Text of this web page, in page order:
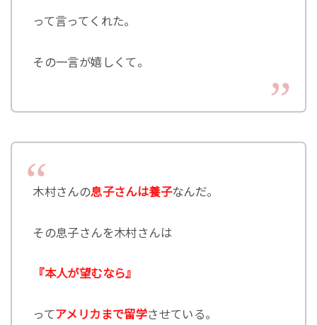
って言ってくれた。
その一言が嬉しくて。
木村さんの息子さんは養子なんだ。
その息子さんを木村さんは
『本人が望むなら』
ってアメリカまで留学させている。